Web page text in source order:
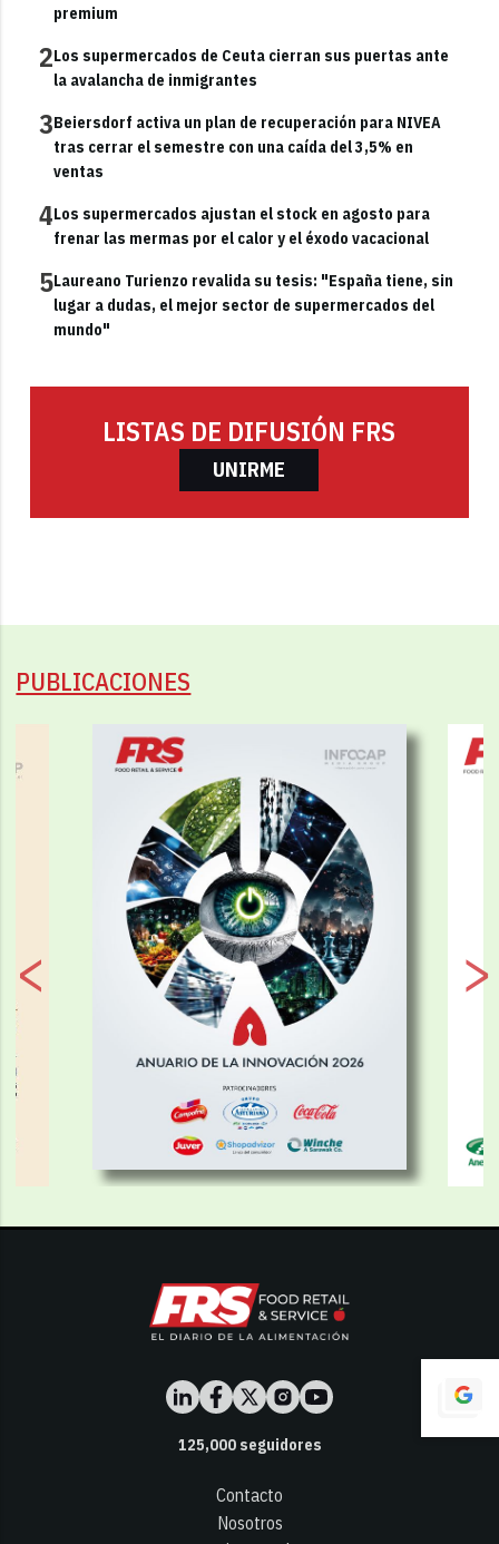
premium
2Los supermercados de Ceuta cierran sus puertas ante
la avalancha de inmigrantes
3Beiersdorf activa un plan de recuperación para NIVEA
tras cerrar el semestre con una caída del 3,5% en
ventas
4Los supermercados ajustan el stock en agosto para
frenar las mermas por el calor y el éxodo vacacional
5Laureano Turienzo revalida su tesis: "España tiene, sin
lugar a dudas, el mejor sector de supermercados del
mundo"
LISTAS DE DIFUSIÓN FRS
UNIRME
PUBLICACIONES
125,000seguidores
Contacto
Nosotros